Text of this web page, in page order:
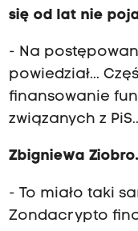
się od lat nie
- Na
powiedział...
finansowanie
związanych z
Zbigniewa
- To miało taki
Zondacrypto